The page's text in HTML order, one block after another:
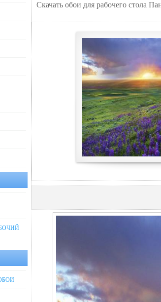
Скачать обои для рабочего стола